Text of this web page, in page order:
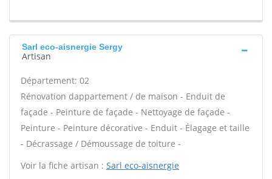
Sarl eco-aisnergie Sergy
Artisan
Département: 02
Rénovation dappartement / de maison - Enduit de
façade - Peinture de façade - Nettoyage de façade -
Peinture - Peinture décorative - Enduit - Élagage et taille
- Décrassage / Démoussage de toiture -
Voir la fiche artisan : Sarl eco-aisnergie